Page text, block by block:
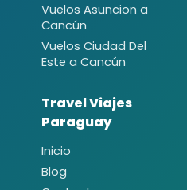
Vuelos Asuncion a
Cancún
Vuelos Ciudad Del
Este a Cancún
Travel Viajes
Paraguay
Inicio
Blog